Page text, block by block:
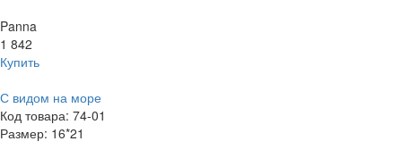
Panna
1 842
Купить
С видом на море
Код товара: 74-01
Размер: 16*21